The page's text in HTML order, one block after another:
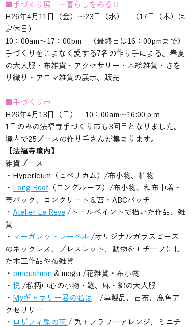
■手づくり展 ～暮らしを彩るⅢ
H26年4月11日（金）～23日（水） （17日（木）は
定休日）
10：00am～17：00pm （最終日は16：00pmまで）
手づくりをこよなく愛する7名の作り手による、春夏
の大人服・布雑貨・アクセサリー・木絵雑貨・さを
り織り・アロマ雑貨の展示、販売
■手づくり市
H26年4月13日（日） 10：00am～16:00ｐｍ
1日のみの法福寺手づくり市も3回目となりました。
境内で25ブースの作り手さんが集まります。
【法福寺境内】
雑貨ブース
・Hypericum（ヒペリカム）/布小物、植物
・
Long Roof （ロングルーフ）/布小物、和布巾着・
帯バック、コンクリート＆苔・ABCバッチ
・ Atelier Le Reve /トールペイントで描いた作品、雑
貨
・ マーガレットレーベル /オリジナルガラスビーズ
のネックレス、ブレスレット、動物をモチーフにし
た木工作品や布雑貨
・ pincushion & megu /花雑貨・布小物
・ 悦 /私柄中心の小物・鞄、麻・綿の大人服
・ Myギャラリー君の名は /革製品、古布、鹿角ア
クセサリー
・ ロザフィ兎の花 / 兎＋フラワーアレンジ、ミニチ